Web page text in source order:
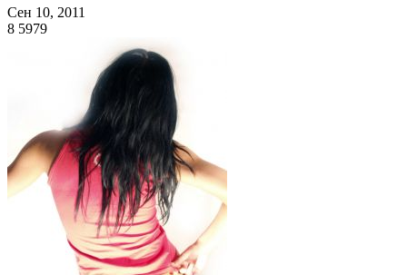
Сен 10, 2011
8 5979